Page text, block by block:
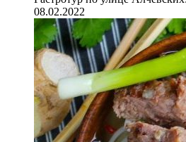
08.02.2022